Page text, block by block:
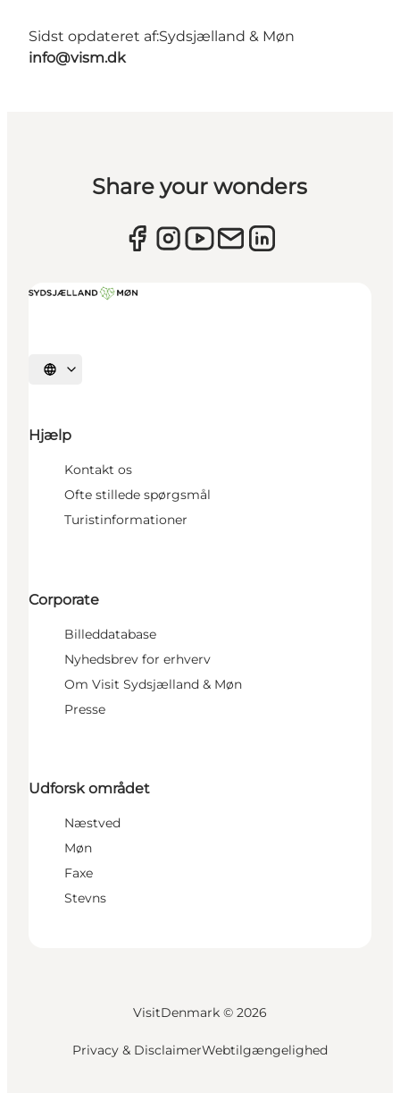
Sidst opdateret af:Sydsjælland & Møn
info@vism.dk
Share your wonders
Vælg sprog
Hjælp
Kontakt os
Ofte stillede spørgsmål
Turistinformationer
Corporate
Billeddatabase
Nyhedsbrev for erhverv
Om Visit Sydsjælland & Møn
Presse
Udforsk området
Næstved
Møn
Faxe
Stevns
VisitDenmark © 2026
Privacy & DisclaimerWebtilgængelighed